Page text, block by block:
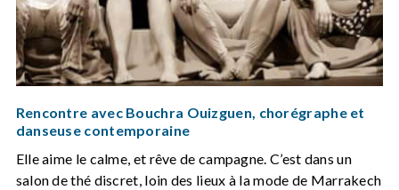
Rencontre avec Bouchra Ouizguen, chorégraphe et
danseuse contemporaine
Elle aime le calme, et rêve de campagne. C’est dans un
salon de thé discret, loin des lieux à la mode de Marrakech